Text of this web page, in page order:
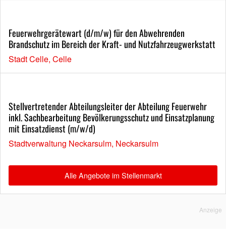
Feuerwehrgerätewart (d/m/w) für den Abwehrenden
Brandschutz im Bereich der Kraft- und Nutzfahrzeugwerkstatt
Stadt Celle, Celle
Stellvertretender Abteilungsleiter der Abteilung Feuerwehr
inkl. Sachbearbeitung Bevölkerungsschutz und Einsatzplanung
mit Einsatzdienst (m/w/d)
Stadtverwaltung Neckarsulm, Neckarsulm
Alle Angebote im Stellenmarkt
Anzeige